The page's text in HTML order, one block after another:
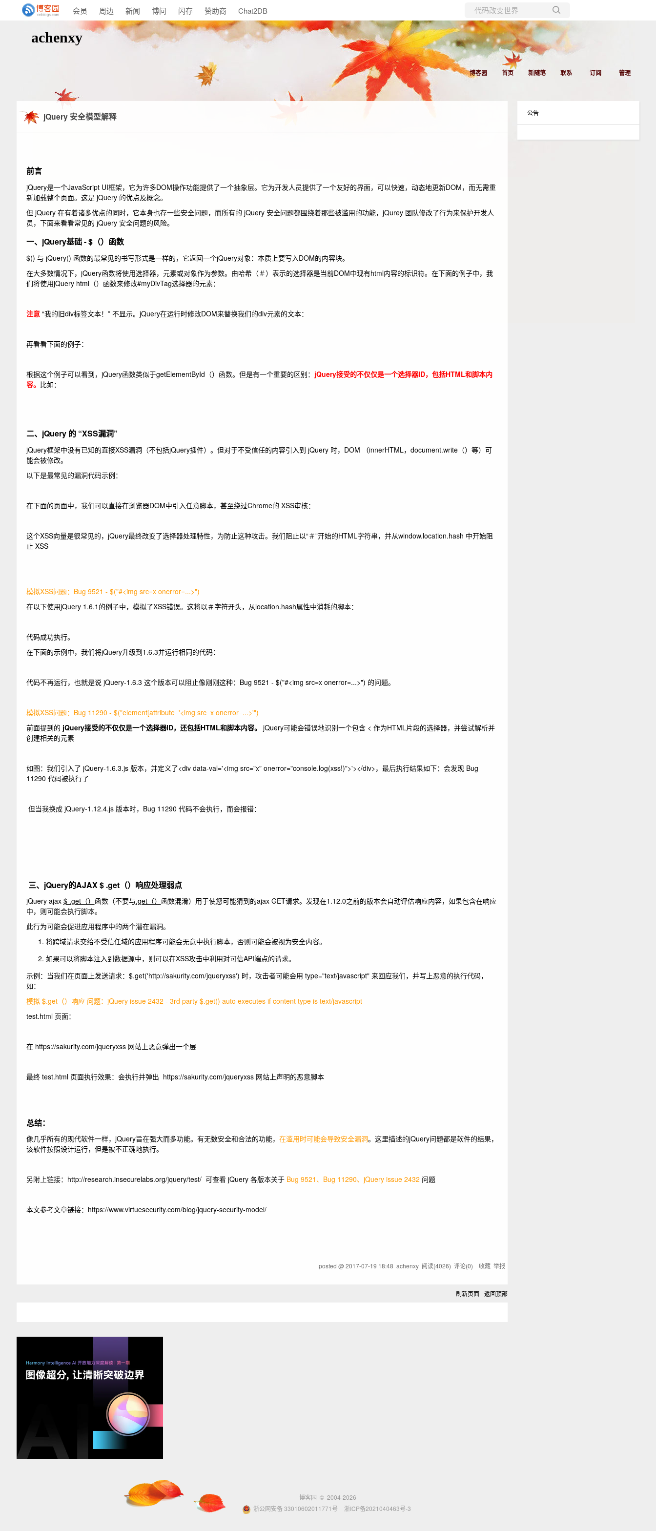
会员 周边 新闻 博问 闪存 赞助商 Chat2DB
所有博客
当前博客
achenxy
博客园 首页 新随笔 联系 订阅 管理
jQuery 安全模型解释
前言
jQuery是一个JavaScript UI框架，它为许多DOM操作功能提供了一个抽象层。它为开发人员提供了一个友好的界面，可以快速，动态地更新DOM，而无需重
新加载整个页面。这是 jQuery 的优点及概念。
但 jQuery 在有着诸多优点的同时，它本身也存一些安全问题，而所有的 jQuery 安全问题都围绕着那些被滥用的功能，jQurey 团队修改了行为来保护开发人
员，下面来看看常见的 jQuery 安全问题的风险。
一、 jQuery基础 - $（）函数
$() 与 jQuery() 函数的最常见的书写形式是一样的，它返回一个jQuery对象：本质上要写入DOM的内容块。
在大多数情况下，jQuery函数将使用选择器，元素或对象作为参数。 由哈希（＃）表示的选择器是当前DOM中现有html内容的标识符。 在下面的例子中，我
们将使用jQuery html（）函数来修改#myDivTag选择器的元素：
注意“我的旧div标签文本！” 不显示。jQuery在运行时修改DOM来替换我们的div元素的文本：
再看看下面的例子：
根据这个例子可以看到， jQuery函数类似于getElementById（）函数。 但是有一个重要的区别： jQuery接受的不仅仅是一个选择器ID，包括HTML和脚本内
容。 比如：
二、jQuery 的 “XSS漏洞”
jQuery框架中没有已知的直接XSS漏洞（不包括jQuery插件）。但对于不受信任的内容引入到 jQuery 时，DOM （innerHTML，document.write（）等）可
能会被修改。
以下是最常见的漏洞代码示例：
在下面的页面中，我们可以直接在浏览器DOM中引入任意脚本，甚至绕过Chrome的 XSS审核：
这个XSS向量是很常见的， jQuery最终改变了选择器处理特性，为防止这种攻击。我们阻止以“＃”开始的HTML字符串，并从window.location.hash 中开始阻
止 XSS
模拟XSS问题：Bug 9521 - $("#<img src=x onerror=...>")
在以下使用jQuery 1.6.1的例子中，模拟了XSS错误。 这将以＃字符开头，从location.hash属性中消耗的脚本：
代码成功执行。
在下面的示例中，我们将jQuery升级到1.6.3并运行相同的代码：
代码不再运行，也就是说 jQuery-1.6.3 这个版本可以阻止像刚刚这种：Bug 9521 - $("#<img src=x onerror=...>") 的问题。
模拟XSS问题： Bug 11290 - $("element[attribute='<img src=x onerror=...>'")
前面提到的 jQuery接受的不仅仅是一个选择器ID，还包括HTML和脚本内容。 jQuery可能会错误地识别一个包含 < 作为HTML片段的选择器，并尝试解析并
创建相关的元素
如图：我们引入了 jQuery-1.6.3.js 版本，并定义了<div data-val='<img src="x" onerror="console.log(xss!)">'></div>，最后执行结果如下：会发现 Bug
11290 代码被执行了
但当我换成 jQuery-1.12.4.js 版本时，Bug 11290 代码不会执行，而会报错：
三、jQuery的AJAX $ .get（）响应处理弱点
jQuery ajax $ .get（） 函数（不要与.get（） 函数混淆）用于使您可能猜到的ajax GET请求。发现在1.12.0之前的版本会自动评估响应内容，如果包含在响应
中，则可能会执行脚本。
此行为可能会促进应用程序中的两个潜在漏洞。
将跨域请求交给不受信任域的应用程序可能会无意中执行脚本，否则可能会被视为安全内容。
如果可以将脚本注入到数据源中，则可以在XSS攻击中利用对可信API端点的请求。
示例：当我们在页面上发送请求：$.get('http://sakurity.com/jqueryxss') 时，攻击者可能会用 type="text/javascript" 来回应我们，并写上恶意的执行代码，
如：
模拟 $.get（）响应 问题： jQuery issue 2432 - 3rd party $.get() auto executes if content type is text/javascript
test.html 页面：
在 https://sakurity.com/jqueryxss 网站上恶意弹出一个层
最终 test.html 页面执行效果：会执行并弹出 https://sakurity.com/jqueryxss 网站上声明的恶意脚本
总结：
像几乎所有的现代软件一样，jQuery旨在强大而多功能。 有无数安全和合法的功能， 在滥用时可能会导致安全漏洞。 这里描述的jQuery问题都是软件的结果，
该软件按照设计运行，但是被不正确地执行。
另附上链接：http://research.insecurelabs.org/jquery/test/ 可查看 jQuery 各版本关于 Bug 9521、Bug 11290、jQuery issue 2432 问题
本文参考文章链接：https://www.virtuesecurity.com/blog/jquery-security-model/
posted @2017-07-19 18:48 achenxy 阅读(4026) 评论(0) 收藏 举报
刷新页面 返回顶部
公告
博客园 © 2004-2026
浙公网安备 33010602011771号
浙ICP备2021040463号-3